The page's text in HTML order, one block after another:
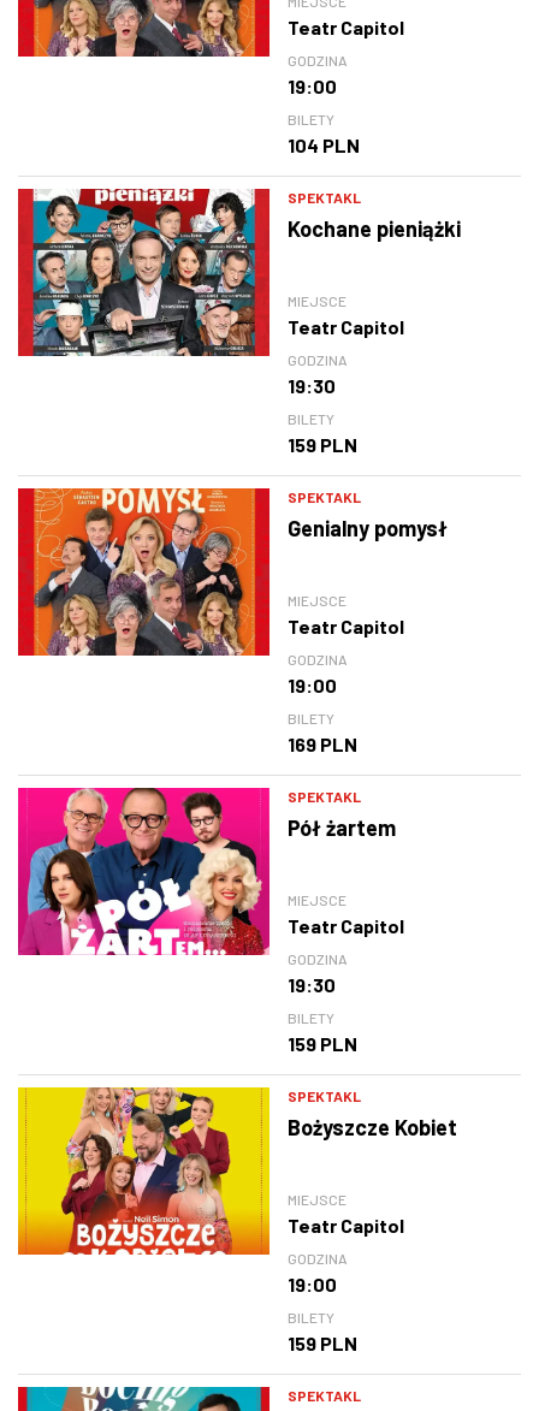
Teatr Capitol
GODZINA
19:00
BILETY
104 PLN
SPEKTAKL
Kochane pieniążki
MIEJSCE
Teatr Capitol
GODZINA
19:30
BILETY
159 PLN
SPEKTAKL
Genialny pomysł
MIEJSCE
Teatr Capitol
GODZINA
19:00
BILETY
169 PLN
SPEKTAKL
Pół żartem
MIEJSCE
Teatr Capitol
GODZINA
19:30
BILETY
159 PLN
SPEKTAKL
Bożyszcze Kobiet
MIEJSCE
Teatr Capitol
GODZINA
19:00
BILETY
159 PLN
SPEKTAKL